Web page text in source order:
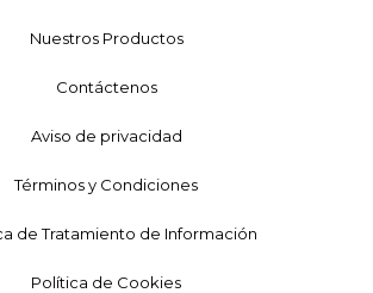
Nuestros Productos
Contáctenos
Aviso de privacidad
Términos y Condiciones
de Tratamiento de Información
Política de Cookies